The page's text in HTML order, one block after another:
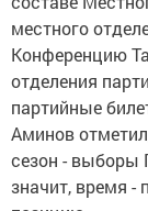
местного
Конференцию
отделения
партийные
Аминов
сезон - выборы
значит, время -